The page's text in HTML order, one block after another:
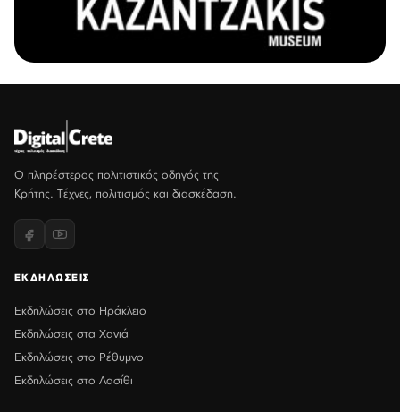
Ο πληρέστερος πολιτιστικός οδηγός της
Κρήτης. Τέχνες, πολιτισμός και διασκέδαση.
ΕΚΔΗΛΩΣΕΙΣ
Εκδηλώσεις στο Ηράκλειο
Εκδηλώσεις στα Χανιά
Εκδηλώσεις στο Ρέθυμνο
Εκδηλώσεις στο Λασίθι